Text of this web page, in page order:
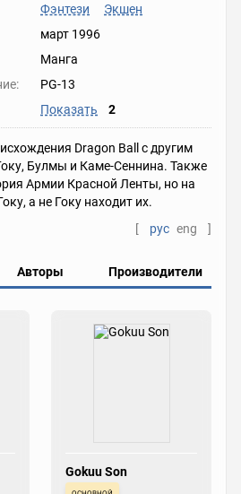
Фэнтези
Экшен
март 1996
Манга
PG-13
Показать 2
Dragon Ball с другим
Булмы и Каме-Сеннина. Также
Армии Красной Ленты, но на
а не Гоку находит их.
[
рус eng ]
Авторы Производители
Gokuu Son